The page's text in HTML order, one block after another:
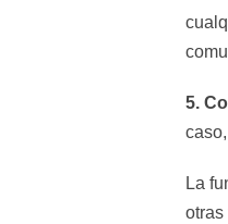
5.
La
otras